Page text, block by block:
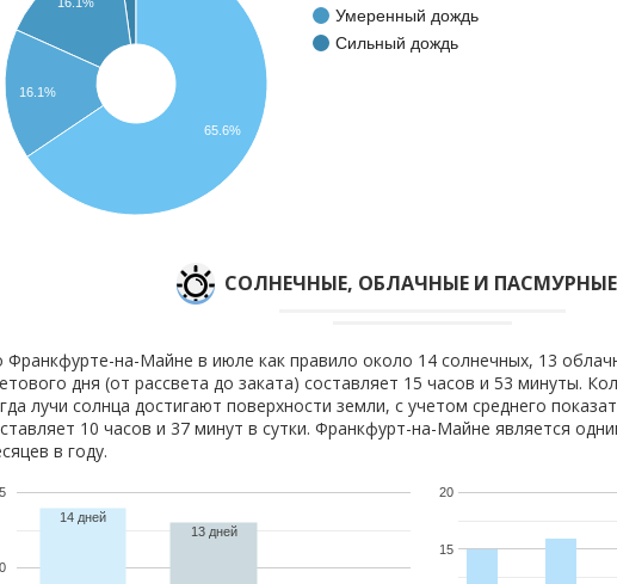
Умеренный дождь
Сильный дождь
16.1%
65.6%
CОЛНЕЧНЫЕ, ОБЛАЧНЫЕ И
Франкфурте-на-Майне в июле как правило около 14 солнечных, 13
дня (от рассвета до заката) составляет 15 часов и 53 минуты.
лучи солнца достигают поверхности земли, с учетом среднего
10 часов и 37 минут в сутки. Франкфурт-на-Майне является
в году.
14 дней
13 дней
15
20